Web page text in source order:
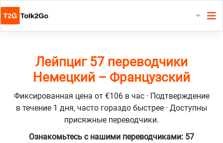
Лейпциг 57 переводчики
Немецкий – Французский
Фиксированная цена от €106 в час · Подтверждение
в течение 1 дня, часто гораздо быстрее · Доступны
присяжные переводчики.
Ознакомьтесь с нашими переводчиками: 57